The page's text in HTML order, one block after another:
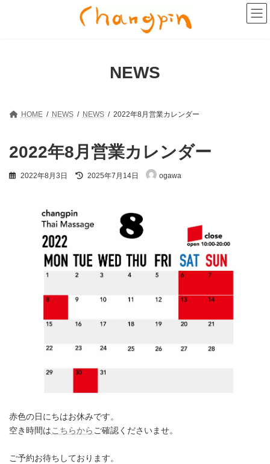
NEWS
HOME NEWS NEWS 2022年8月営業カレンダー
2022年8月営業カレンダー
2022年8月3日
最
時
2025年7月14日 ogawa
赤色の日にちはお休みです。
空き時間はこちらから ご確認くださいませ。
ご予約お待ちしております。